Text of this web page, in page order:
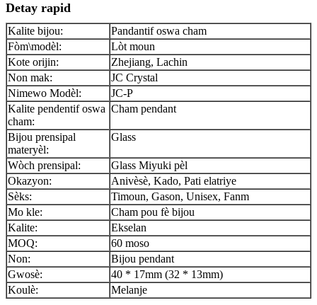
Detay rapid
Kalite bijou:
Pandantif oswa cham
Fòm\modèl:
Lòt moun
Kote orijin:
Zhejiang, Lachin
Non mak:
JC Crystal
Nimewo Modèl:
JC-P
Kalite pendentif oswa
cham:
Cham pendant
Bijou prensipal
materyèl:
Glass
Wòch prensipal:
Glass Miyuki pèl
Okazyon:
Anivèsè, Kado, Pati elatriye
Sèks:
Timoun, Gason, Unisex, Fanm
Mo kle:
Cham pou fè bijou
Kalite:
Ekselan
MOQ:
60 moso
Non:
Bijou pendant
Gwosè:
40 * 17mm (32 * 13mm)
Koulè:
Melanje